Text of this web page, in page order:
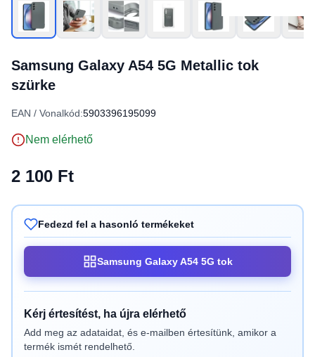
Samsung Galaxy A54 5G Metallic tok
szürke
EAN / Vonalkód:5903396195099
Nem elérhető
2 100 Ft
Fedezd fel a hasonló termékeket
Samsung Galaxy A54 5G tok
Kérj értesítést, ha újra elérhető
Add meg az adataidat, és e-mailben értesítünk, amikor a
termék ismét rendelhető.